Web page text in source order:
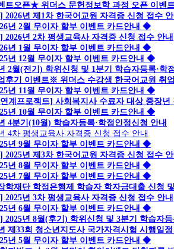
트오픈★ 위더스 문헌정보학 과정 오픈 이벤
2026년 제1차 한국어교원 자격증 신청 접수
년 2월 무이자 할부 이벤트 카드안내 ◆
2026년 2차 평생교육사 자격증 신청 접수 안내
년 1월 무이자 할부 이벤트 카드안내 ◆
년 12월 무이자 할부 이벤트 카드안내 ◆
2월(전기) 학위신청 및 1분기 학습자등록·학
후기 이벤트※ 위더스 수강생 한국어교원 취
년 11월 무이자 할부 이벤트 카드안내 ◆
계프로젝트] 사회복지사 수료자 대상 중장
년 10월 무이자 할부 이벤트 카드안내 ◆
4분기(10월) 학습자등록·학점인정신청 안내
4차 평생교육사 자격증 신청 접수 안내
년 9월 무이자 할부 이벤트 카드안내 ◆
2025년 제3차 한국어교원 자격증 신청 접수
년 8월 무이자 할부 이벤트 카드안내 ◆
년 7월 무이자 할부 이벤트 카드안내 ◆
학재단 학점은행제 학습자 학자금대출 신청
2025년 3차 평생교육사 자격증 신청 접수 안내
년 6월 무이자 할부 이벤트 카드안내 ◆
2025년 8월(후기) 학위신청 및 3분기 학습자
제33회 청소년지도사 국가자격시험 시행일
년 5월 무이자 할부 이벤트 카드안내 ◆